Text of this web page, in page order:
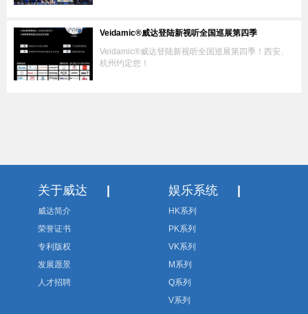
Veidamic®威达登陆新视听全国巡展第四季
Veidamic®威达登陆新视听全国巡展第四季！西安、
杭州约定您！
关于威达
威达简介
荣誉证书
专利版权
发展愿景
人才招聘
娱乐系统
HK系列
PK系列
VK系列
M系列
Q系列
V系列